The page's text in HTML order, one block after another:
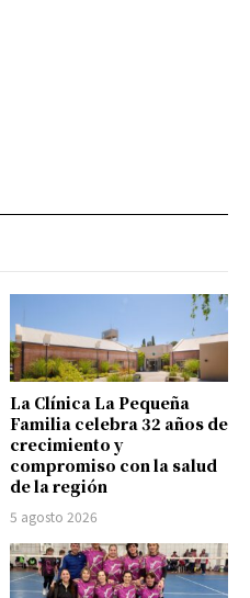
La Clínica La Pequeña
Familia celebra 32 años de
crecimiento y
compromiso con la salud
de la región
5 agosto 2026